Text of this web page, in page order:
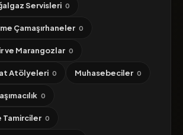
Servisleri 0
Çamaşırhaneler 0
ve Marangozlar 0
Atölyeleri 0 Muhasebeciler 0
0
Tamirciler 0